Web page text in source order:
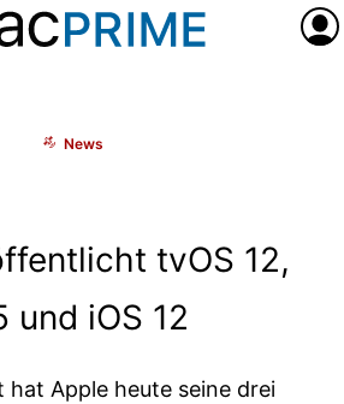
News
tvOS 12,
und iOS 12
hat Apple heute seine drei